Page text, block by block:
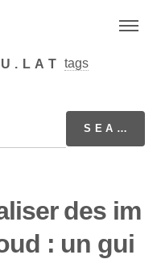
tags
des im
: un gui